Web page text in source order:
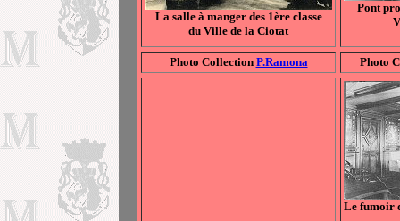
La salle à manger des 1ère classe
du Ville de la Ciotat
Pont
Photo Collection P.Ramona Photo
Le fumoir